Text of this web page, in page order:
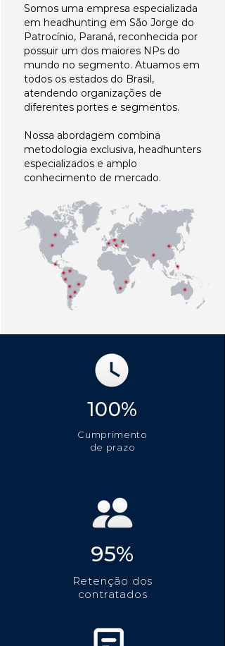
Somos uma empresa especializada
em headhunting em São Jorge do
Patrocínio, Paraná, reconhecida por
possuir um dos maiores NPs do
mundo no segmento. Atuamos em
todos os estados do Brasil,
atendendo organizações de
diferentes portes e segmentos.
Nossa abordagem combina
metodologia exclusiva, headhunters
especializados e amplo
conhecimento de mercado.
100%
Cumprimento
de prazo
95%
Retenção dos
contratados